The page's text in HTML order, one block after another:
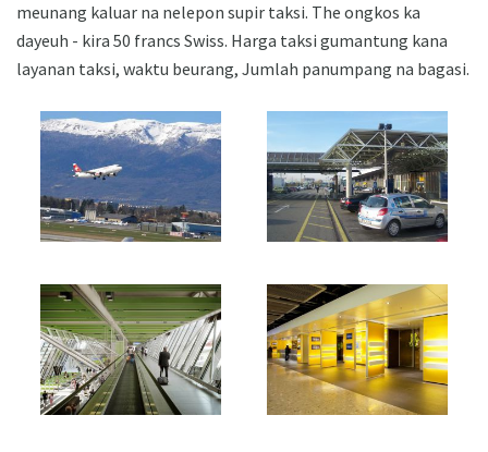
meunang kaluar na nelepon supir taksi. The ongkos ka
dayeuh - kira 50 francs Swiss. Harga taksi gumantung kana
layanan taksi, waktu beurang, Jumlah panumpang na bagasi.